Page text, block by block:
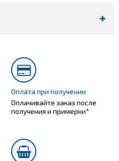
Оплата при получении
Оплачивайте заказ после
получения и примерки*